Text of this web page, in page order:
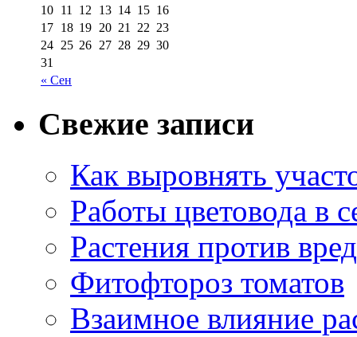
« Сен
10 11 12 13 14 15 16
17 18 19 20 21 22 23
24 25 26 27 28 29 30
31
Свежие записи
Как выровнять
Работы цветовода в
Растения против
Фитофтороз томатов
Взаимное влияние